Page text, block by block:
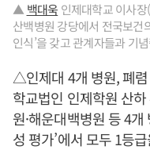
▲ 백대욱 인제대학교 이사
산백병원 강당에서 전국보건
인식’을 갖고 관계자들과 기
△인제대 4개 병원, 폐렴
학교법인 인제학원 산
원·해운대백병원 등 4
성 평가’에서 모두 1등